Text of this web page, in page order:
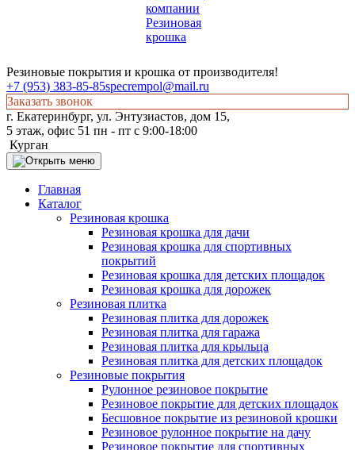
Резиновые покрытия и крошка от производителя!
+7 (953) 383-85-85specrempol@mail.ru
Заказать звонок
г. Екатеринбург, ул. Энтузиастов, дом 15,
5 этаж, офис 51 пн - пт с 9:00-18:00
Курган
Главная
Каталог
Резиновая крошка
Резиновая крошка для дачи
Резиновая крошка для спортивных
покрытий
Резиновая крошка для детских площадок
Резиновая крошка для дорожек
Резиновая плитка
Резиновая плитка для дорожек
Резиновая плитка для гаража
Резиновая плитка для крыльца
Резиновая плитка для детских площадок
Резиновые покрытия
Рулонное резиновое покрытие
Резиновое покрытие для детских площадок
Бесшовное покрытие из резиновой крошки
Резиновое рулонное покрытие на дачу
Резиновое покрытие для спортивных